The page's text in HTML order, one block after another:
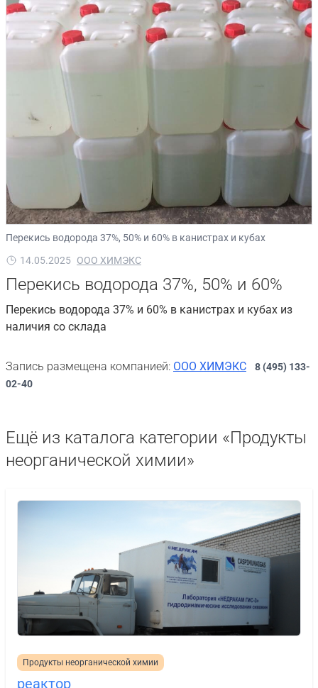
Перекись водорода 37%, 50% и 60% в канистрах и кубах
14.05.2025 ООО ХИМЭКС
Перекись водорода 37%, 50% и 60%
Перекись водорода 37% и 60% в канистрах и кубах из
наличия со склада
Запись размещена компанией: ООО ХИМЭКС
8 (495) 133-
02-40
Ещё из каталога категории «Продукты
неорганической химии»
Продукты неорганической химии
реактор